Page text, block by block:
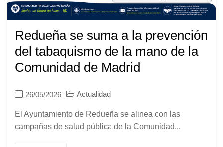
Redueña se suma a la prevención
del tabaquismo de la mano de la
Comunidad de Madrid
26/05/2026 Actualidad
El Ayuntamiento de Redueña se alinea con las
campañas de salud pública de la Comunidad...